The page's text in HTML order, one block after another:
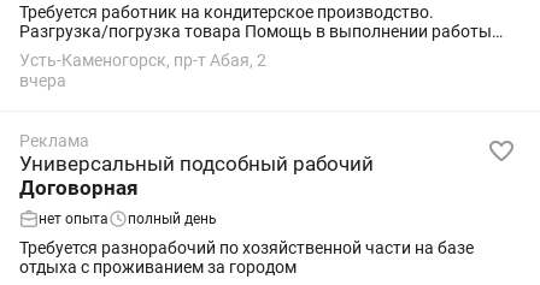
Требуется работник на кондитерское производство.
Разгрузка/погрузка товара Помощь в выполнении работы
кондитером.
Усть-Каменогорск, пр-т Абая, 2
вчера
Реклама
Универсальный подсобный рабочий
Договорная
нет опыта полный день
Требуется разнорабочий по хозяйственной части на базе
отдыха с проживанием за городом